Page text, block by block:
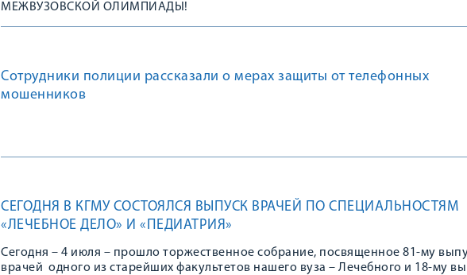
МЕЖВУЗОВСКОЙ ОЛИМПИАДЫ!
Сотрудники полиции рассказали о мерах защиты от телефонных
мошенников
СЕГОДНЯ В КГМУ СОСТОЯЛСЯ ВЫПУСК ВРАЧЕЙ ПО СПЕЦИАЛЬНОСТЯМ
«ЛЕЧЕБНОЕ ДЕЛО» И «ПЕДИАТРИЯ»
Сегодня – 4 июля – прошло торжественное собрание, посвященное 81-му
врачей одного из старейших факультетов нашего вуза – Лечебного и 18-му